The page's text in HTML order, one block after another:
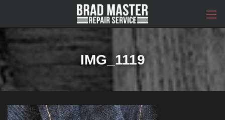
ン
キ
ッ
プ
ー
に
移
動
IMG_1119